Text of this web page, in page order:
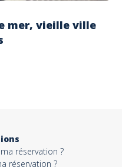
mer, vieille ville
réservation ?
réservation ?